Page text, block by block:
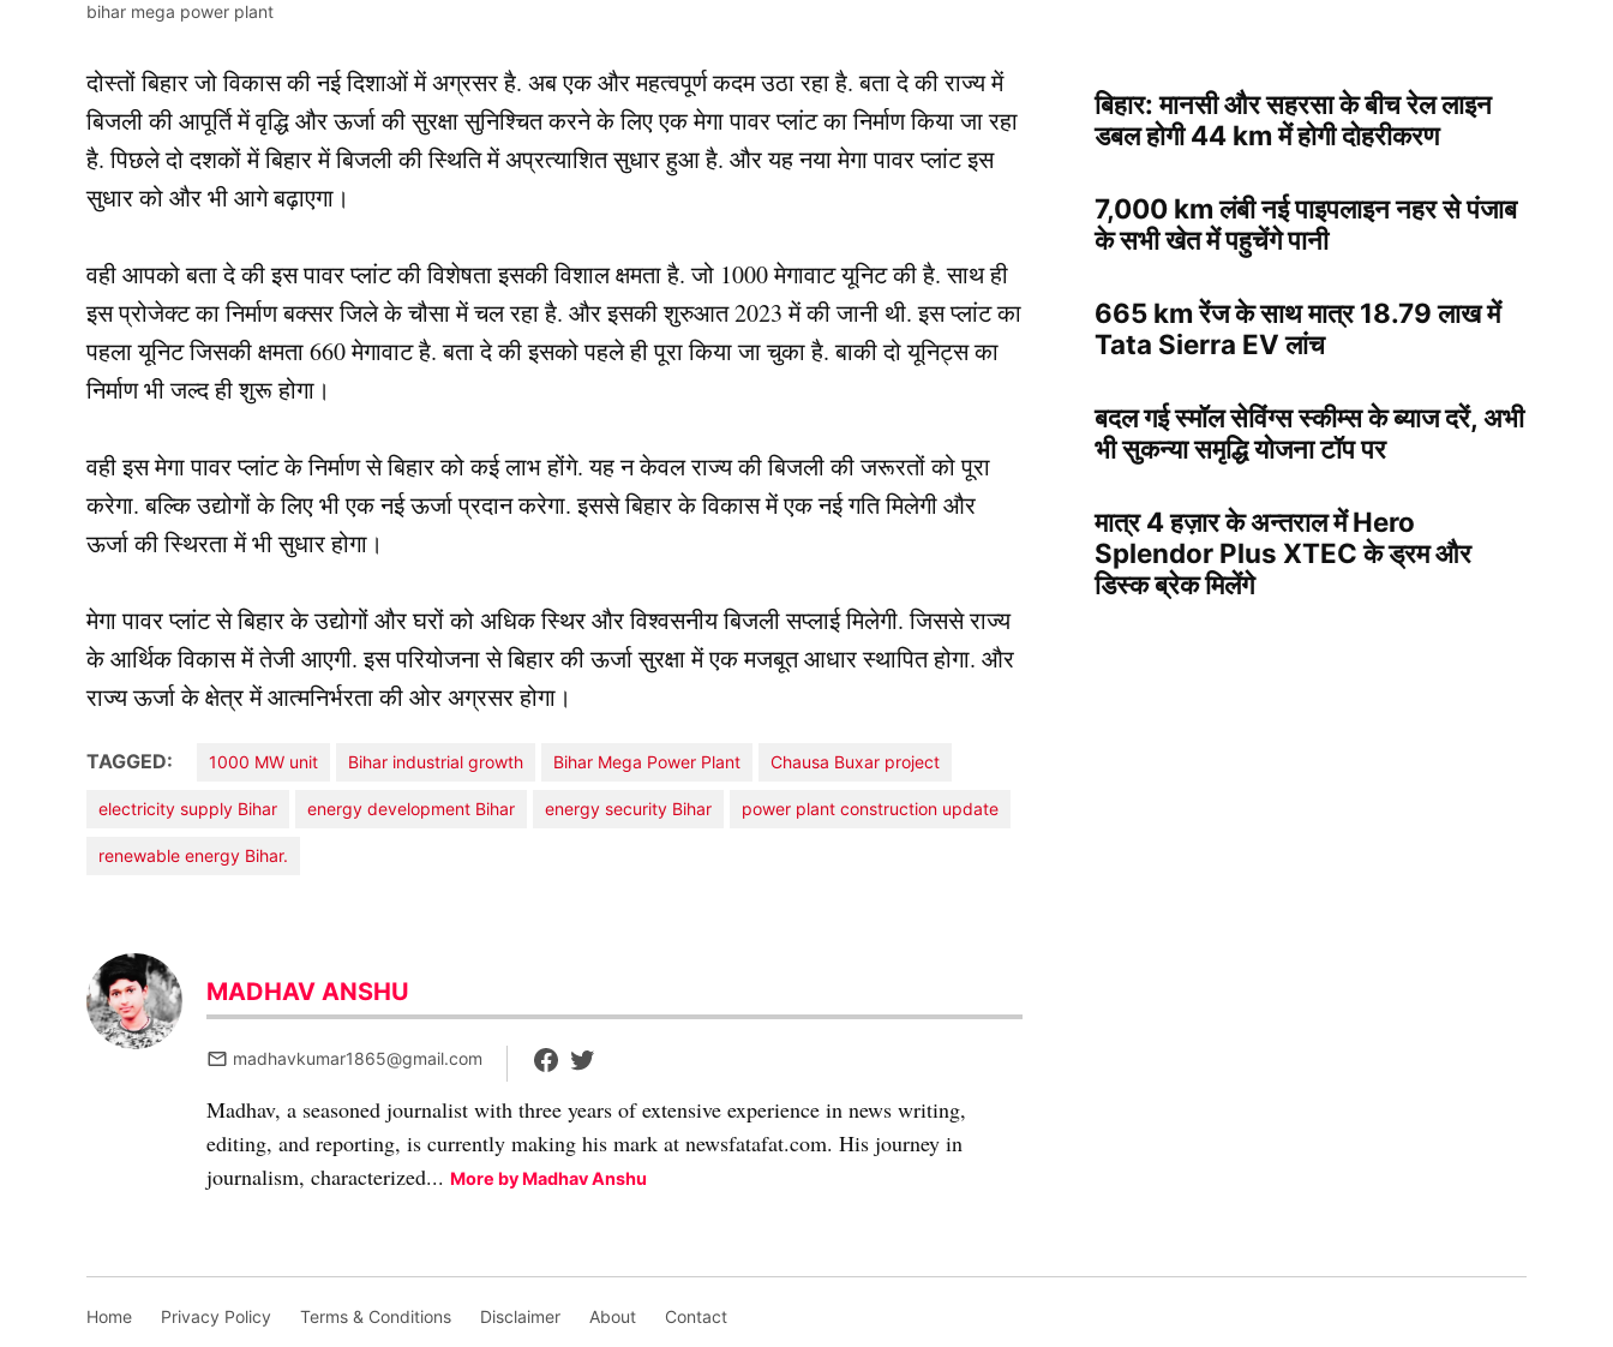
bihar mega power plant
दोस्तों बिहार जो विकास की नई दिशाओं में अग्रसर है. अब एक और महत्वपूर्ण कदम उठा रहा है. बता दे की राज्य में
बिजली की आपूर्ति में वृद्धि और ऊर्जा की सुरक्षा सुनिश्चित करने के लिए एक मेगा पावर प्लांट का निर्माण किया जा रहा
है. पिछले दो दशकों में बिहार में बिजली की स्थिति में अप्रत्याशित सुधार हुआ है. और यह नया मेगा पावर प्लांट इस
सुधार को और भी आगे बढ़ाएगा।
वही आपको बता दे की इस पावर प्लांट की विशेषता इसकी विशाल क्षमता है. जो 1000 मेगावाट यूनिट की है. साथ ही
इस प्रोजेक्ट का निर्माण बक्सर जिले के चौसा में चल रहा है. और इसकी शुरुआत 2023 में की जानी थी. इस प्लांट का
पहला यूनिट जिसकी क्षमता 660 मेगावाट है. बता दे की इसको पहले ही पूरा किया जा चुका है. बाकी दो यूनिट्स का
निर्माण भी जल्द ही शुरू होगा।
वही इस मेगा पावर प्लांट के निर्माण से बिहार को कई लाभ होंगे. यह न केवल राज्य की बिजली की जरूरतों को पूरा
करेगा. बल्कि उद्योगों के लिए भी एक नई ऊर्जा प्रदान करेगा. इससे बिहार के विकास में एक नई गति मिलेगी और
ऊर्जा की स्थिरता में भी सुधार होगा।
मेगा पावर प्लांट से बिहार के उद्योगों और घरों को अधिक स्थिर और विश्वसनीय बिजली सप्लाई मिलेगी. जिससे राज्य
के आर्थिक विकास में तेजी आएगी. इस परियोजना से बिहार की ऊर्जा सुरक्षा में एक मजबूत आधार स्थापित होगा. और
राज्य ऊर्जा के क्षेत्र में आत्मनिर्भरता की ओर अग्रसर होगा।
TAGGED: 1000 MW unit Bihar industrial growth Bihar Mega Power Plant Chausa Buxar project
electricity supply Bihar energy development Bihar energy security Bihar power plant construction update
renewable energy Bihar.
MADHAV ANSHU
madhavkumar1865@gmail.com
Madhav, a seasoned journalist with three years of extensive experience in news writing,
editing, and reporting, is currently making his mark at newsfatafat.com. His journey in
journalism, characterized... More by Madhav Anshu
बिहार: मानसी और सहरसा के बीच रेल लाइन
डबल होगी 44 km में होगी दोहरीकरण
7,000 km लंबी नई पाइपलाइन नहर से पंजाब
के सभी खेत में पहुचेंगे पानी
665 km रेंज के साथ मात्र 18.79 लाख में
Tata Sierra EV लांच
बदल गई स्मॉल सेविंग्स स्कीम्स के ब्याज दरें, अभी
भी सुकन्या समृद्धि योजना टॉप पर
मात्र 4 हज़ार के अन्तराल में Hero
Splendor Plus XTEC के ड्रम और
डिस्क ब्रेक मिलेंगे
Home Privacy Policy Terms & Conditions Disclaimer About Contact